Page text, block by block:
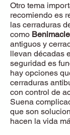
Otro tema
recomiendo es
las cerraduras
como
antiguos y
llevan décadas
seguridad es
hay opciones
cerraduras
con control de
Suena
que son
hacen la vida